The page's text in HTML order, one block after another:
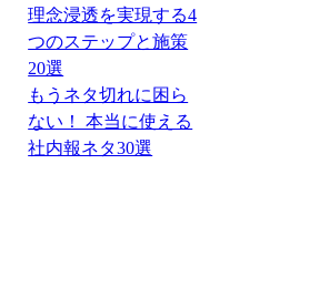
理念浸透を実現する4
つのステップと施策
20選
もうネタ切れに困ら
ない！ 本当に使える
社内報ネタ30選